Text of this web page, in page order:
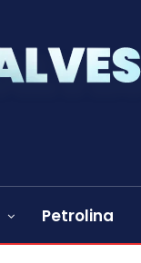
Petrolina